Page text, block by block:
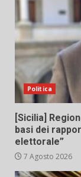
Politica
[Sicilia]
basi dei
elettorale”
7 Agosto 2026